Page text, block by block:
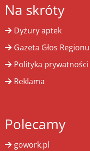
Na skróty
Dyżury aptek
Gazeta Głos Regionu
Polityka prywatności
Reklama
Polecamy
gowork.pl